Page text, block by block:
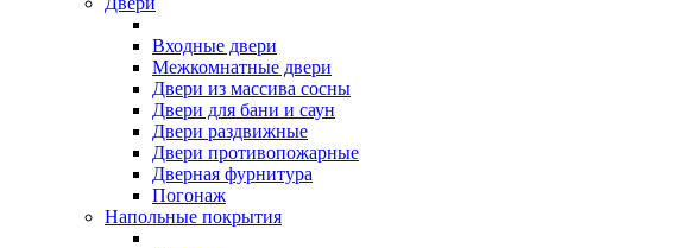
Входные двери
Межкомнатные двери
Двери из массива сосны
Двери для бани и саун
Двери раздвижные
Двери противопожарные
Дверная фурнитура
Погонаж
Напольные покрытия